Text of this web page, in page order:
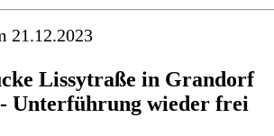
21.12.2023
Lissytraße in Grandorf
Unterführung wieder frei